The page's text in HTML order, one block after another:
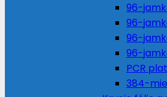
96-
96-
96-
96-
PCR
384-